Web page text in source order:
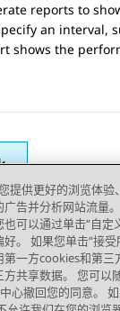
reports to
an interval,
shows the
提供更好的浏览体验
广告并分析网站流量
可以通过单击“自定
。 如果您单击“接受
第一方cookies和第三
共享数据。 您可以
心撤回您的同意。